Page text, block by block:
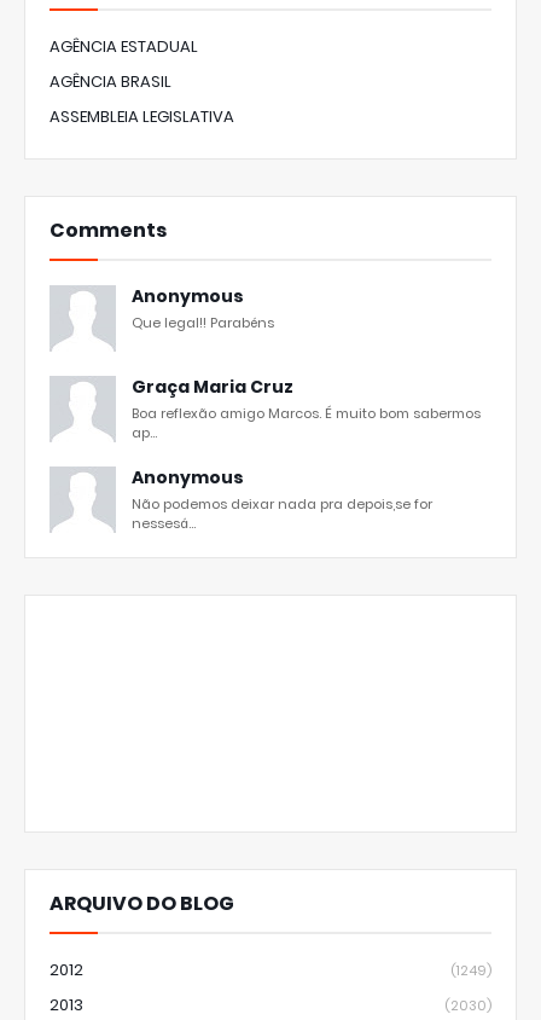
AGÊNCIA ESTADUAL
AGÊNCIA BRASIL
ASSEMBLEIA LEGISLATIVA
Comments
Anonymous
Que legal!! Parabéns
Graça Maria Cruz
Boa reflexão amigo Marcos. É muito bom sabermos
ap...
Anonymous
Não podemos deixar nada pra depois,se for
nessesá...
ARQUIVO DO BLOG
2012 (1249)
2013 (2030)